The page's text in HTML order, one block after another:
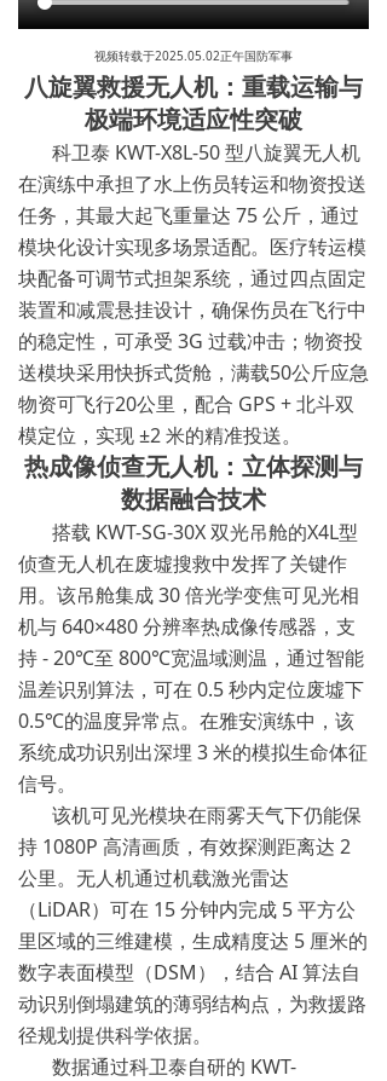
视频转载于2025.05.02正午国防军事
八旋翼救援无人机：重载运输与
极端环境适应性突破
科卫泰 KWT-X8L-50 型八旋翼无人机
在演练中承担了水上伤员转运和物资投送
任务，其最大起飞重量达 75 公斤，通过
模块化设计实现多场景适配。医疗转运模
块配备可调节式担架系统，通过四点固定
装置和减震悬挂设计，确保伤员在飞行中
的稳定性，可承受 3G 过载冲击；物资投
送模块采用快拆式货舱，满载50公斤应急
物资可飞行20公里，配合 GPS + 北斗双
模定位，实现 ±2 米的精准投送。
热成像侦查无人机：立体探测与
数据融合技术
搭载 KWT-SG-30X 双光吊舱的X4L型
侦查无人机在废墟搜救中发挥了关键作
用。该吊舱集成 30 倍光学变焦可见光相
机与 640×480 分辨率热成像传感器，支
持 - 20℃至 800℃宽温域测温，通过智能
温差识别算法，可在 0.5 秒内定位废墟下
0.5℃的温度异常点。在雅安演练中，该
系统成功识别出深埋 3 米的模拟生命体征
信号。
该机可见光模块在雨雾天气下仍能保
持 1080P 高清画质，有效探测距离达 2
公里。无人机通过机载激光雷达
（LiDAR）可在 15 分钟内完成 5 平方公
里区域的三维建模，生成精度达 5 厘米的
数字表面模型（DSM），结合 AI 算法自
动识别倒塌建筑的薄弱结构点，为救援路
径规划提供科学依据。
数据通过科卫泰自研的 KWT-